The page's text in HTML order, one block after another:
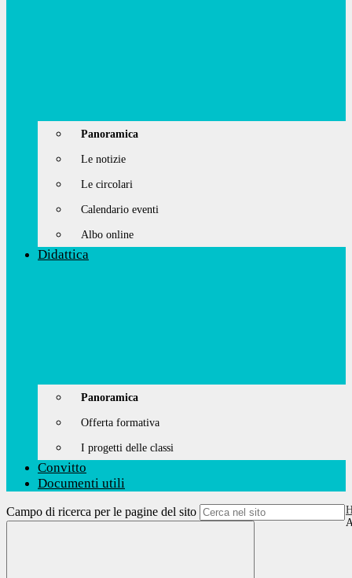
Panoramica
Le notizie
Le circolari
Calendario eventi
Albo online
Didattica
Panoramica
Offerta formativa
I progetti delle classi
Convitto
Documenti utili
Campo di ricerca per le pagine del sito